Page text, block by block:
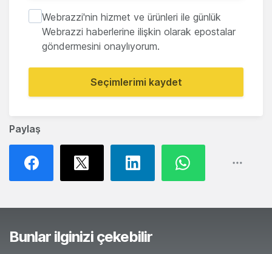
Paylaş
Webrazzi'nin hizmet ve ürünleri ile günlük
Webrazzi haberlerine ilişkin olarak epostalar
göndermesini onaylıyorum.
Seçimlerimi kaydet
Bunlar ilginizi çekebilir